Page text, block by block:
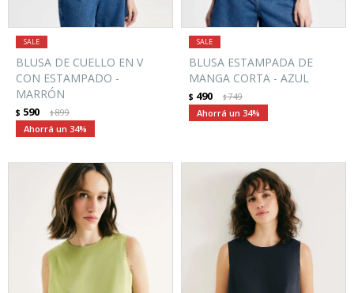
BLUSA DE CUELLO EN V
CON ESTAMPADO -
MARRÓN
$ 590 $899
34
BLUSA ESTAMPADA DE
MANGA CORTA - AZUL
$ 490 $749
34